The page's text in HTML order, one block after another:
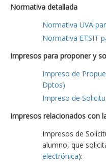
Normativa detallada
Normativa UVA
Normativa ETSIT
Impresos para proponer y
Impreso de
Dptos)
Impreso de
Impresos relacionados con
Impresos de
alumno, que
electrónica):